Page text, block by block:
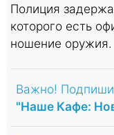
Полиция
которого есть
ношение
Важно!
"Наше Кафе: